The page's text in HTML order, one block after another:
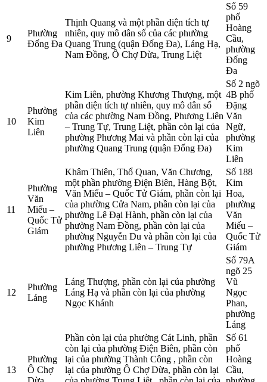
9
Phường
Đống Đa
Thịnh Quang và một phần diện tích tự
nhiên, quy mô dân số của các phường
Quang Trung (quận Đống Đa), Láng Hạ,
Nam Đồng, Ô Chợ Dừa, Trung Liệt
Số 59
phố
Hoàng
Cầu,
phường
Đống
Đa
10
Phường
Kim
Liên
Kim Liên, phường Khương Thượng, một
phần diện tích tự nhiên, quy mô dân số
của các phường Nam Đồng, Phương Liên
– Trung Tự, Trung Liệt, phần còn lại của
phường Phương Mai và phần còn lại của
phường Quang Trung (quận Đống Đa)
Số 2 ngõ
4B phố
Đặng
Văn
Ngữ,
phường
Kim
Liên
11
Phường
Văn
Miếu –
Quốc Tử
Giám
Khâm Thiên, Thổ Quan, Văn Chương,
một phần phường Điện Biên, Hàng Bột,
Văn Miếu – Quốc Tử Giám, phần còn lại
của phường Cửa Nam, phần còn lại của
phường Lê Đại Hành, phần còn lại của
phường Nam Đồng, phần còn lại của
phường Nguyễn Du và phần còn lại của
phường Phương Liên – Trung Tự
Số 188
Kim
Hoa,
phường
Văn
Miếu –
Quốc Tử
Giám
12
Phường
Láng
Láng Thượng, phần còn lại của phường
Láng Hạ và phần còn lại của phường
Ngọc Khánh
Số 79A
ngõ 25
Vũ
Ngọc
Phan,
phường
Láng
13
Phường
Ô Chợ
Phần còn lại của phường Cát Linh, phần
còn lại của phường Điện Biên, phần còn
lại của phường Thành Công , phần còn
lại của phường Ô Chợ Dừa, phần còn lại
Số 61
phố
Hoàng
Cầu,